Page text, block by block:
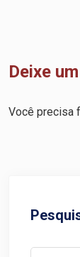
Deixe
Você precisa